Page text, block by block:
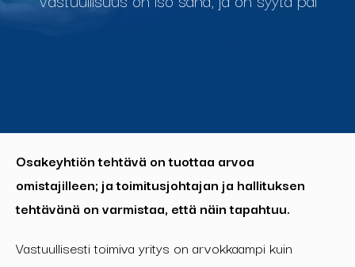
Osakeyhtiön tehtävä on tuottaa arvoa
omistajilleen; ja toimitusjohtajan ja hallituksen
tehtävänä on varmistaa, että näin tapahtuu.
Vastuullisesti toimiva yritys on arvokkaampi kuin